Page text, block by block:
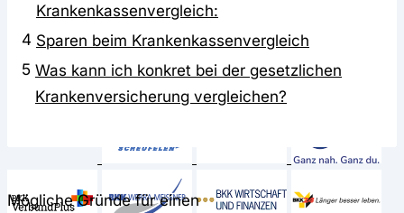
Krankenkassenvergleich:
4 Sparen beim Krankenkassenvergleich
5 Was kann ich konkret bei der gesetzlichen
Krankenversicherung vergleichen?
Mögliche Gründe für einen